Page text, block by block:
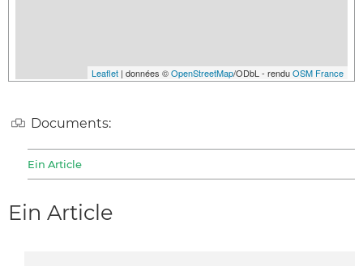
Leaflet | données ©OpenStreetMap/ODbL - renduOSM France
Documents:
Ein Article
Ein Article